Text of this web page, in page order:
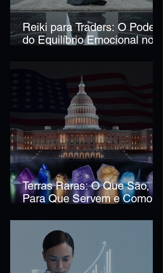
Reiki para Traders: O Poder
do Equilíbrio Emocional no
Terras Raras: O Que São,
Para Que Servem e Como
Bilionário